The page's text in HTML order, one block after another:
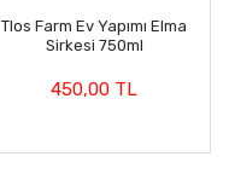
Tlos Farm Ev Yapımı Elma
Sirkesi 750ml
450,00 TL